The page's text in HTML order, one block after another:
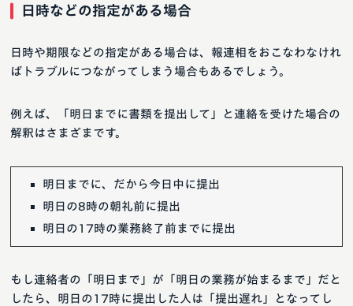
日時などの指定がある場合
日時や期限などの指定がある場合は、報連相をおこなわなけれ
ばトラブルにつながってしまう場合もあるでしょう。
例えば、「明日までに書類を提出して」と連絡を受けた場合の
解釈はさまざまです。
明日までに、だから今日中に提出
明日の8時の朝礼前に提出
明日の17時の業務終了前までに提出
もし連絡者の「明日まで」が「明日の業務が始まるまで」だと
したら、明日の17時に提出した人は「提出遅れ」となってし